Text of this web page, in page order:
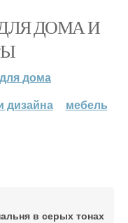
ДОМА И
дома
дизайна мебель
в серых тонах